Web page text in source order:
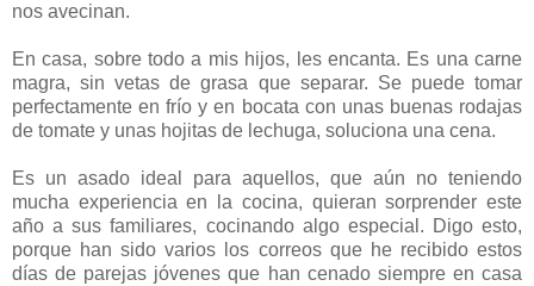
nos avecinan.
En casa, sobre todo a mis hijos, les encanta. Es una carne
magra, sin vetas de grasa que separar. Se puede tomar
perfectamente en frío y en bocata con unas buenas rodajas
de tomate y unas hojitas de lechuga, soluciona una cena.
Es un asado ideal para aquellos, que aún no teniendo
mucha experiencia en la cocina, quieran sorprender este
año a sus familiares, cocinando algo especial. Digo esto,
porque han sido varios los correos que he recibido estos
días de parejas jóvenes que han cenado siempre en casa